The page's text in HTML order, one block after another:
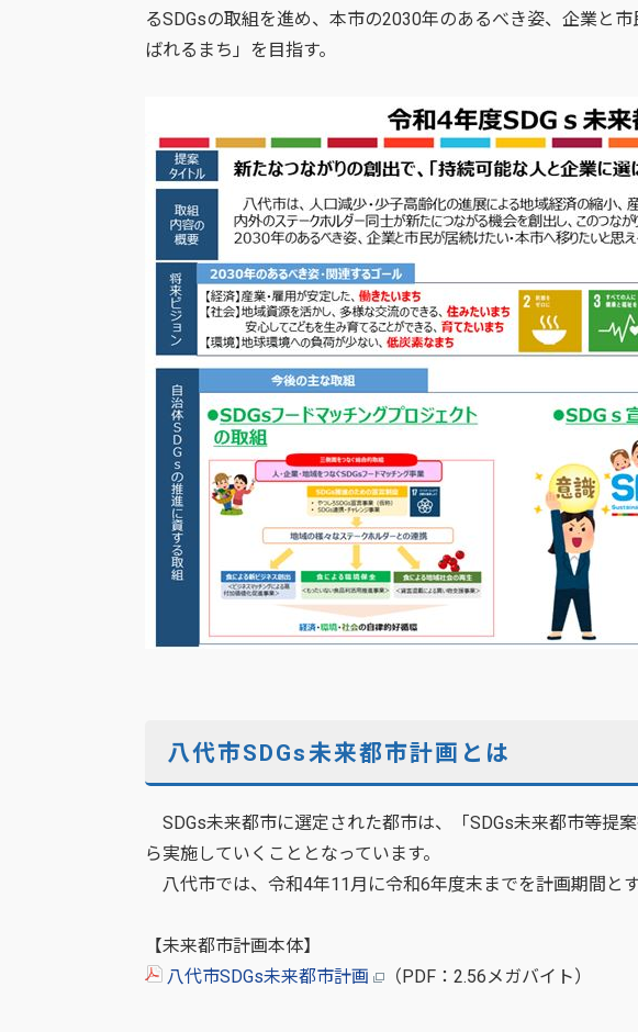
るSDGsの取組を進め、本市の2030年のあるべき姿、企業と
ばれるまち」を目指す。
八代市SDGs未来都市計画とは
SDGs未来都市に選定された都市は、「SDGs未来都市等提
ら実施していくこととなっています。
八代市では、令和4年11月に令和6年度末までを計画期間と
【未来都市計画本体】
八代市SDGs未来都市計画
（PDF：2.56メガバイト）